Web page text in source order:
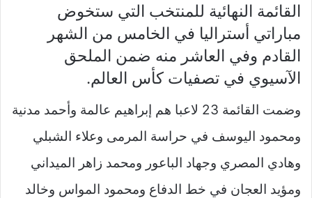
القائمة النهائية للمنتخب التي ستخوض
مباراتي أستراليا في الخامس من الشهر
القادم وفي العاشر منه ضمن الملحق
الآسيوي في تصفيات كأس العالم.
وضمت القائمة 23 لاعبا هم إبراهيم عالمة وأحمد مدنية
ومحمود اليوسف في حراسة المرمى وعلاء الشبلي
وهادي المصري وجهاد الباعور ومحمد زاهر الميداني
ومؤيد العجان في خط الدفاع ومحمود المواس وخالد